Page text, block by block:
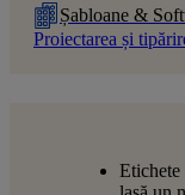
Șabloane &
Proiectarea și
Etichete